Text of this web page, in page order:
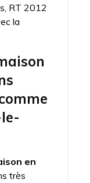
RT 2012
la
en
très